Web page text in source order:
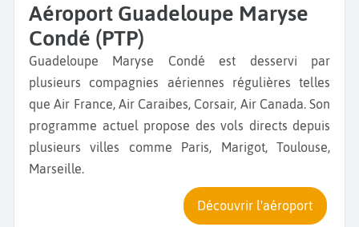
Aéroport Guadeloupe Maryse
Condé (PTP)
Guadeloupe Maryse Condé est desservi par
plusieurs compagnies aériennes régulières telles
que Air France, Air Caraibes, Corsair, Air Canada. Son
programme actuel propose des vols directs depuis
plusieurs villes comme Paris, Marigot, Toulouse,
Marseille.
Découvrir l'aéroport